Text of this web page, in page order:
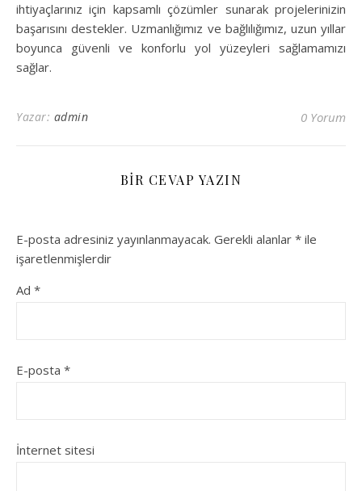
ihtiyaçlarınız için kapsamlı çözümler sunarak projelerinizin
başarısını destekler. Uzmanlığımız ve bağlılığımız, uzun yıllar
boyunca güvenli ve konforlu yol yüzeyleri sağlamamızı
sağlar.
Yazar: admin 0 Yorum
BIR CEVAP YAZIN
E-posta adresiniz yayınlanmayacak. Gerekli alanlar * ile
işaretlenmişlerdir
Ad *
E-posta *
İnternet sitesi